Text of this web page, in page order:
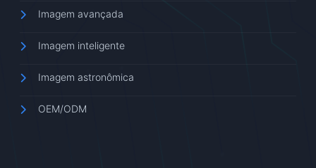
Imagem avançada
Imagem inteligente
Imagem astronômica
OEM/ODM